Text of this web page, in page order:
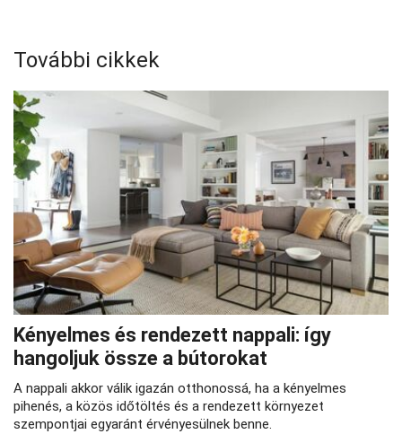
További cikkek
Kényelmes és rendezett nappali: így
hangoljuk össze a bútorokat
A nappali akkor válik igazán otthonossá, ha a kényelmes
pihenés, a közös időtöltés és a rendezett környezet
szempontjai egyaránt érvényesülnek benne.